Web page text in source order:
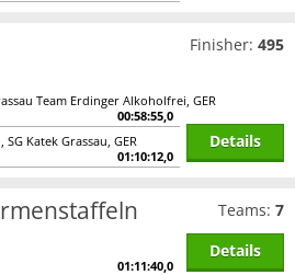
Team Erdinger Alkoholfrei, GER
00:58:55,0
, SG Katek Grassau, GER
01:10:12,0
Finisher: 495
Details
01:11:40,0
Teams: 7
Details